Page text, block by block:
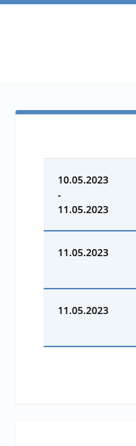
10.05.2023
-
11.05.2023
11.05.2023
11.05.2023